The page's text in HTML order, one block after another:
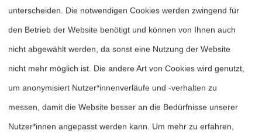
Heftarchiv
Bestellen
unterscheiden. Die notwendigen Cookies werden zwingend für
den Betrieb der Website benötigt und können von Ihnen auch
nicht abgewählt werden, da sonst eine Nutzung der Website
nicht mehr möglich ist. Die andere Art von Cookies wird genutzt,
um anonymisiert Nutzer*innenverläufe und -verhalten zu
messen, damit die Website besser an die Bedürfnisse unserer
Nutzer*innen angepasst werden kann. Um mehr zu erfahren,